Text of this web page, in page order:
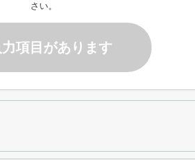
さい。
項目があります